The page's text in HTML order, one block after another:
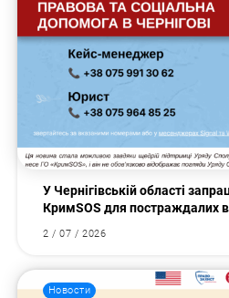
У Чернігівській області
КримSOS для постраждалих
2 / 07 / 2026
Новости